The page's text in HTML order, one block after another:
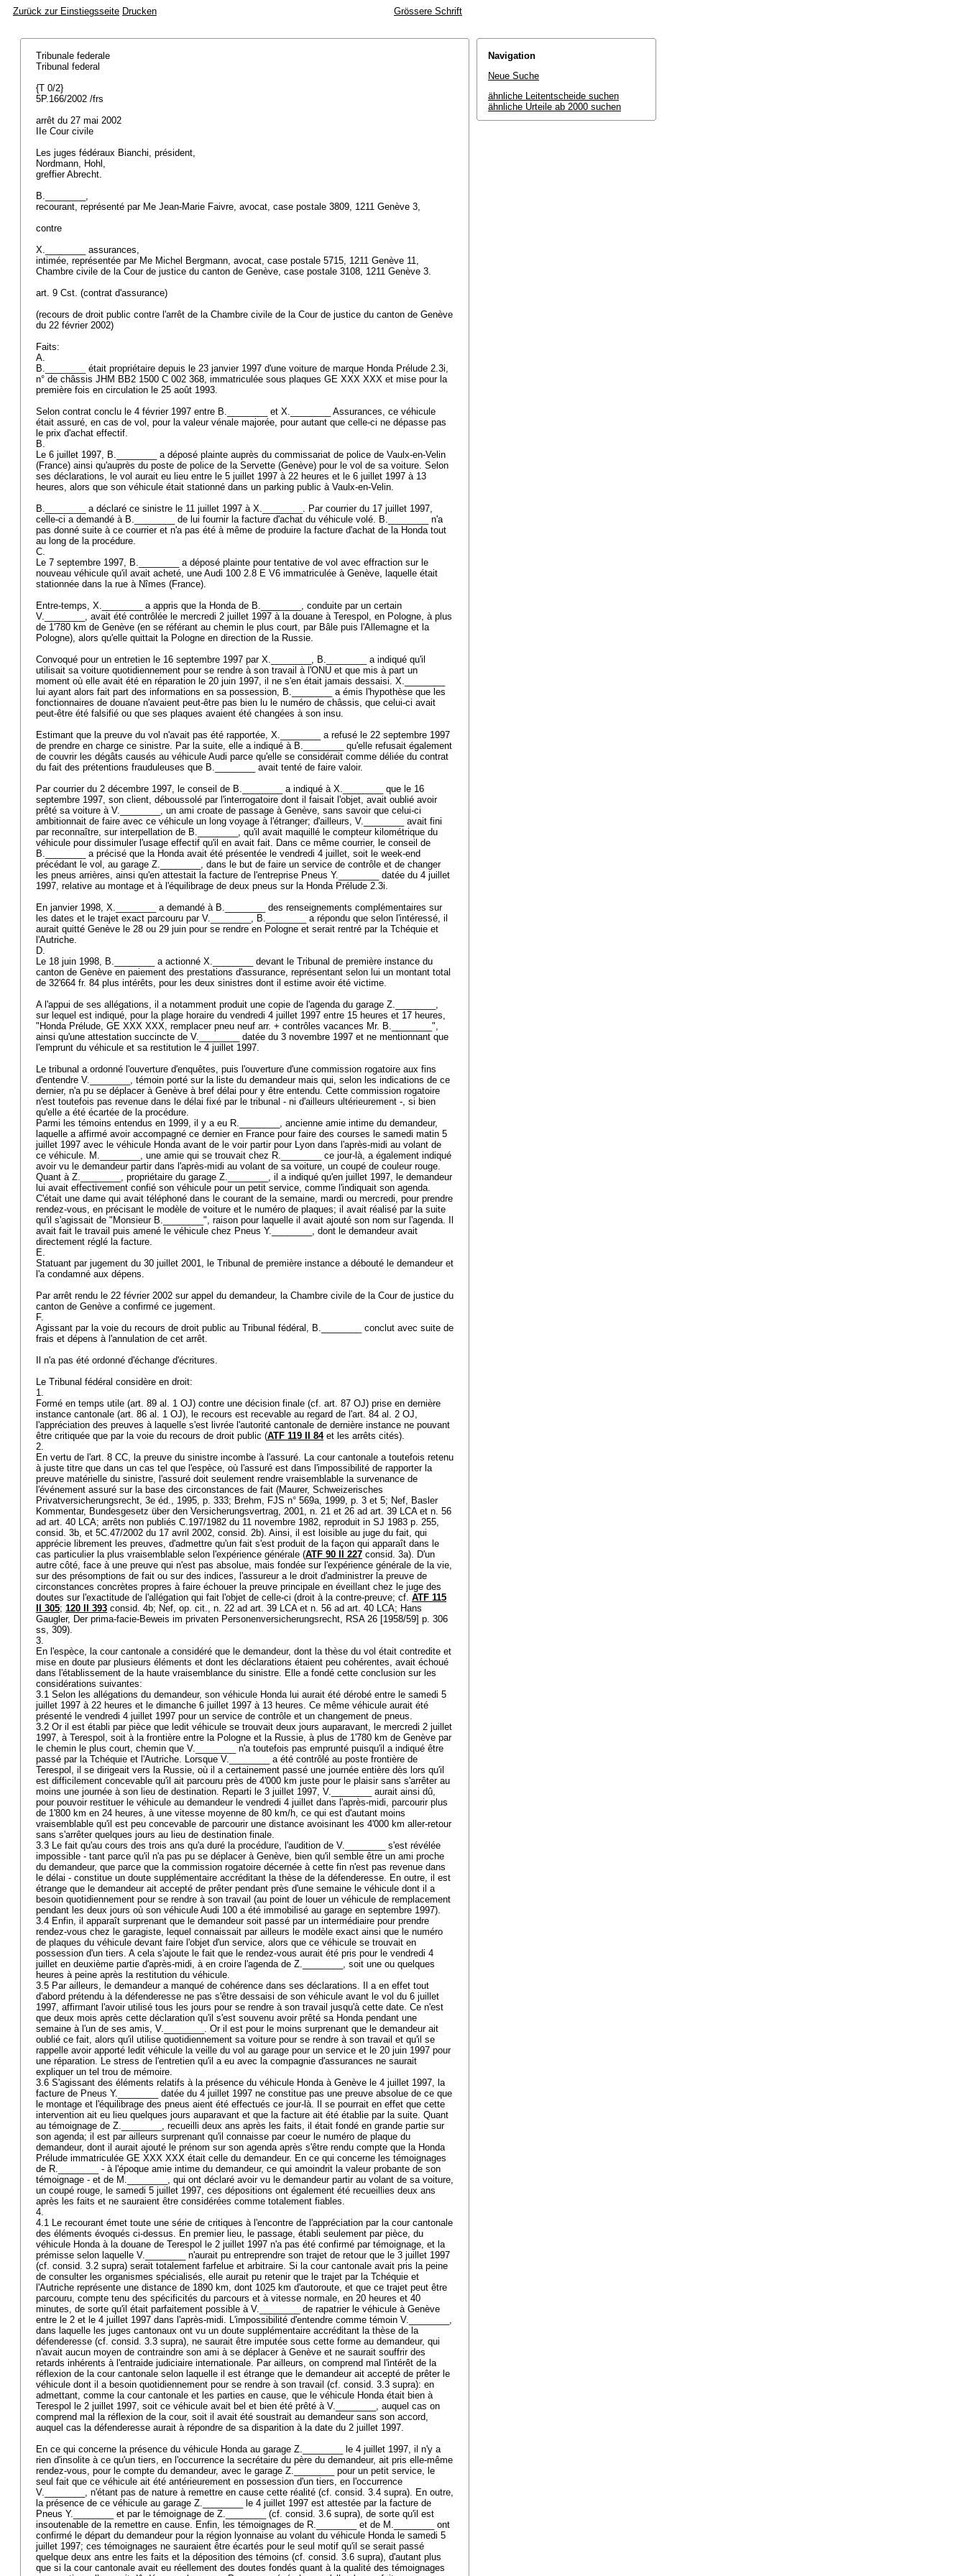
Zurück zur Einstiegsseite Drucken Grössere Schrift
Tribunale federale
Tribunal federal
{T 0/2}
5P.166/2002 /frs
arrêt du 27 mai 2002
IIe Cour civile
Les juges fédéraux Bianchi, président,
Nordmann, Hohl,
greffier Abrecht.
B.________,
recourant, représenté par Me Jean-Marie Faivre, avocat, case postale 3809, 1211 Genève 3,
contre
X.________ assurances,
intimée, représentée par Me Michel Bergmann, avocat, case postale 5715, 1211 Genève 11,
Chambre civile de la Cour de justice du canton de Genève, case postale 3108, 1211 Genève 3.
art. 9 Cst. (contrat d'assurance)
(recours de droit public contre l'arrêt de la Chambre civile de la Cour de justice du canton de Genève
du 22 février 2002)
Faits:
A.
B.________ était propriétaire depuis le 23 janvier 1997 d'une voiture de marque Honda Prélude 2.3i,
n° de châssis JHM BB2 1500 C 002 368, immatriculée sous plaques GE XXX XXX et mise pour la
première fois en circulation le 25 août 1993.
Selon contrat conclu le 4 février 1997 entre B.________ et X.________ Assurances, ce véhicule
était assuré, en cas de vol, pour la valeur vénale majorée, pour autant que celle-ci ne dépasse pas
le prix d'achat effectif.
B.
Le 6 juillet 1997, B.________ a déposé plainte auprès du commissariat de police de Vaulx-en-Velin
(France) ainsi qu'auprès du poste de police de la Servette (Genève) pour le vol de sa voiture. Selon
ses déclarations, le vol aurait eu lieu entre le 5 juillet 1997 à 22 heures et le 6 juillet 1997 à 13
heures, alors que son véhicule était stationné dans un parking public à Vaulx-en-Velin.
B.________ a déclaré ce sinistre le 11 juillet 1997 à X.________. Par courrier du 17 juillet 1997,
celle-ci a demandé à B.________ de lui fournir la facture d'achat du véhicule volé. B.________ n'a
pas donné suite à ce courrier et n'a pas été à même de produire la facture d'achat de la Honda tout
au long de la procédure.
C.
Le 7 septembre 1997, B.________ a déposé plainte pour tentative de vol avec effraction sur le
nouveau véhicule qu'il avait acheté, une Audi 100 2.8 E V6 immatriculée à Genève, laquelle était
stationnée dans la rue à Nîmes (France).
Entre-temps, X.________ a appris que la Honda de B.________, conduite par un certain
V.________, avait été contrôlée le mercredi 2 juillet 1997 à la douane à Terespol, en Pologne, à plus
de 1'780 km de Genève (en se référant au chemin le plus court, par Bâle puis l'Allemagne et la
Pologne), alors qu'elle quittait la Pologne en direction de la Russie.
Convoqué pour un entretien le 16 septembre 1997 par X.________, B.________ a indiqué qu'il
utilisait sa voiture quotidiennement pour se rendre à son travail à l'ONU et que mis à part un
moment où elle avait été en réparation le 20 juin 1997, il ne s'en était jamais dessaisi. X.________
lui ayant alors fait part des informations en sa possession, B.________ a émis l'hypothèse que les
fonctionnaires de douane n'avaient peut-être pas bien lu le numéro de châssis, que celui-ci avait
peut-être été falsifié ou que ses plaques avaient été changées à son insu.
Estimant que la preuve du vol n'avait pas été rapportée, X.________ a refusé le 22 septembre 1997
de prendre en charge ce sinistre. Par la suite, elle a indiqué à B.________ qu'elle refusait également
de couvrir les dégâts causés au véhicule Audi parce qu'elle se considérait comme déliée du contrat
du fait des prétentions frauduleuses que B.________ avait tenté de faire valoir.
Par courrier du 2 décembre 1997, le conseil de B.________ a indiqué à X.________ que le 16
septembre 1997, son client, déboussolé par l'interrogatoire dont il faisait l'objet, avait oublié avoir
prêté sa voiture à V.________, un ami croate de passage à Genève, sans savoir que celui-ci
ambitionnait de faire avec ce véhicule un long voyage à l'étranger; d'ailleurs, V.________ avait fini
par reconnaître, sur interpellation de B.________, qu'il avait maquillé le compteur kilométrique du
véhicule pour dissimuler l'usage effectif qu'il en avait fait. Dans ce même courrier, le conseil de
B.________ a précisé que la Honda avait été présentée le vendredi 4 juillet, soit le week-end
précédant le vol, au garage Z.________, dans le but de faire un service de contrôle et de changer
les pneus arrières, ainsi qu'en attestait la facture de l'entreprise Pneus Y.________ datée du 4 juillet
1997, relative au montage et à l'équilibrage de deux pneus sur la Honda Prélude 2.3i.
En janvier 1998, X.________ a demandé à B.________ des renseignements complémentaires sur
les dates et le trajet exact parcouru par V.________, B.________ a répondu que selon l'intéressé, il
aurait quitté Genève le 28 ou 29 juin pour se rendre en Pologne et serait rentré par la Tchéquie et
l'Autriche.
D.
Le 18 juin 1998, B.________ a actionné X.________ devant le Tribunal de première instance du
canton de Genève en paiement des prestations d'assurance, représentant selon lui un montant total
de 32'664 fr. 84 plus intérêts, pour les deux sinistres dont il estime avoir été victime.
A l'appui de ses allégations, il a notamment produit une copie de l'agenda du garage Z.________,
sur lequel est indiqué, pour la plage horaire du vendredi 4 juillet 1997 entre 15 heures et 17 heures,
"Honda Prélude, GE XXX XXX, remplacer pneu neuf arr. + contrôles vacances Mr. B.________",
ainsi qu'une attestation succincte de V.________ datée du 3 novembre 1997 et ne mentionnant que
l'emprunt du véhicule et sa restitution le 4 juillet 1997.
Le tribunal a ordonné l'ouverture d'enquêtes, puis l'ouverture d'une commission rogatoire aux fins
d'entendre V.________, témoin porté sur la liste du demandeur mais qui, selon les indications de ce
dernier, n'a pu se déplacer à Genève à bref délai pour y être entendu. Cette commission rogatoire
n'est toutefois pas revenue dans le délai fixé par le tribunal - ni d'ailleurs ultérieurement -, si bien
qu'elle a été écartée de la procédure.
Parmi les témoins entendus en 1999, il y a eu R.________, ancienne amie intime du demandeur,
laquelle a affirmé avoir accompagné ce dernier en France pour faire des courses le samedi matin 5
juillet 1997 avec le véhicule Honda avant de le voir partir pour Lyon dans l'après-midi au volant de
ce véhicule. M.________, une amie qui se trouvait chez R.________ ce jour-là, a également indiqué
avoir vu le demandeur partir dans l'après-midi au volant de sa voiture, un coupé de couleur rouge.
Quant à Z.________, propriétaire du garage Z.________, il a indiqué qu'en juillet 1997, le demandeur
lui avait effectivement confié son véhicule pour un petit service, comme l'indiquait son agenda.
C'était une dame qui avait téléphoné dans le courant de la semaine, mardi ou mercredi, pour prendre
rendez-vous, en précisant le modèle de voiture et le numéro de plaques; il avait réalisé par la suite
qu'il s'agissait de "Monsieur B.________", raison pour laquelle il avait ajouté son nom sur l'agenda. Il
avait fait le travail puis amené le véhicule chez Pneus Y.________, dont le demandeur avait
directement réglé la facture.
E.
Statuant par jugement du 30 juillet 2001, le Tribunal de première instance a débouté le demandeur et
l'a condamné aux dépens.
Par arrêt rendu le 22 février 2002 sur appel du demandeur, la Chambre civile de la Cour de justice du
canton de Genève a confirmé ce jugement.
F.
Agissant par la voie du recours de droit public au Tribunal fédéral, B.________ conclut avec suite de
frais et dépens à l'annulation de cet arrêt.
Il n'a pas été ordonné d'échange d'écritures.
Le Tribunal fédéral considère en droit:
1.
Formé en temps utile (art. 89 al. 1 OJ) contre une décision finale (cf. art. 87 OJ) prise en dernière
instance cantonale (art. 86 al. 1 OJ), le recours est recevable au regard de l'art. 84 al. 2 OJ,
l'appréciation des preuves à laquelle s'est livrée l'autorité cantonale de dernière instance ne pouvant
être critiquée que par la voie du recours de droit public (ATF 119 II 84et les arrêts cités).
2.
En vertu de l'art. 8 CC, la preuve du sinistre incombe à l'assuré. La cour cantonale a toutefois retenu
à juste titre que dans un cas tel que l'espèce, où l'assuré est dans l'impossibilité de rapporter la
preuve matérielle du sinistre, l'assuré doit seulement rendre vraisemblable la survenance de
l'événement assuré sur la base des circonstances de fait (Maurer, Schweizerisches
Privatversicherungsrecht, 3e éd., 1995, p. 333; Brehm, FJS n° 569a, 1999, p. 3 et 5; Nef, Basler
Kommentar, Bundesgesetz über den Versicherungsvertrag, 2001, n. 21 et 26 ad art. 39 LCAet n. 56
ad art. 40 LCA; arrêts non publiés C.197/1982 du 11 novembre 1982, reproduit in SJ 1983 p. 255,
consid. 3b, et 5C.47/2002 du 17 avril 2002, consid. 2b). Ainsi, il est loisible au juge du fait, qui
apprécie librement les preuves, d'admettre qu'un fait s'est produit de la façon qui apparaît dans le
cas particulier la plus vraisemblable selon l'expérience générale (ATF 90 II 227 consid. 3a). D'un
autre côté, face à une preuve qui n'est pas absolue, mais fondée sur l'expérience générale de la vie,
sur des présomptions de fait ou sur des indices, l'assureur a le droit d'administrer la preuve de
circonstances concrètes propres à faire échouer la preuve principale en éveillant chez le juge des
doutes sur l'exactitude de l'allégation qui fait l'objet de celle-ci (droit à la contre-preuve; cf. ATF 115
II 305; 120 II 393 consid. 4b; Nef, op. cit., n. 22 ad art. 39 LCAet n. 56 ad art. 40 LCA; Hans
Gaugler, Der prima-facie-Beweis im privaten Personenversicherungsrecht, RSA 26 [1958/59] p. 306
ss, 309).
3.
En l'espèce, la cour cantonale a considéré que le demandeur, dont la thèse du vol était contredite et
mise en doute par plusieurs éléments et dont les déclarations étaient peu cohérentes, avait échoué
dans l'établissement de la haute vraisemblance du sinistre. Elle a fondé cette conclusion sur les
considérations suivantes:
3.1 Selon les allégations du demandeur, son véhicule Honda lui aurait été dérobé entre le samedi 5
juillet 1997 à 22 heures et le dimanche 6 juillet 1997 à 13 heures. Ce même véhicule aurait été
présenté le vendredi 4 juillet 1997 pour un service de contrôle et un changement de pneus.
3.2 Or il est établi par pièce que ledit véhicule se trouvait deux jours auparavant, le mercredi 2 juillet
1997, à Terespol, soit à la frontière entre la Pologne et la Russie, à plus de 1'780 km de Genève par
le chemin le plus court, chemin que V.________ n'a toutefois pas emprunté puisqu'il a indiqué être
passé par la Tchéquie et l'Autriche. Lorsque V.________ a été contrôlé au poste frontière de
Terespol, il se dirigeait vers la Russie, où il a certainement passé une journée entière dès lors qu'il
est difficilement concevable qu'il ait parcouru près de 4'000 km juste pour le plaisir sans s'arrêter au
moins une journée à son lieu de destination. Reparti le 3 juillet 1997, V.________ aurait ainsi dû,
pour pouvoir restituer le véhicule au demandeur le vendredi 4 juillet dans l'après-midi, parcourir plus
de 1'800 km en 24 heures, à une vitesse moyenne de 80 km/h, ce qui est d'autant moins
vraisemblable qu'il est peu concevable de parcourir une distance avoisinant les 4'000 km aller-retour
sans s'arrêter quelques jours au lieu de destination finale.
3.3 Le fait qu'au cours des trois ans qu'a duré la procédure, l'audition de V.________ s'est révélée
impossible - tant parce qu'il n'a pas pu se déplacer à Genève, bien qu'il semble être un ami proche
du demandeur, que parce que la commission rogatoire décernée à cette fin n'est pas revenue dans
le délai - constitue un doute supplémentaire accréditant la thèse de la défenderesse. En outre, il est
étrange que le demandeur ait accepté de prêter pendant près d'une semaine le véhicule dont il a
besoin quotidiennement pour se rendre à son travail (au point de louer un véhicule de remplacement
pendant les deux jours où son véhicule Audi 100 a été immobilisé au garage en septembre 1997).
3.4 Enfin, il apparaît surprenant que le demandeur soit passé par un intermédiaire pour prendre
rendez-vous chez le garagiste, lequel connaissait par ailleurs le modèle exact ainsi que le numéro
de plaques du véhicule devant faire l'objet d'un service, alors que ce véhicule se trouvait en
possession d'un tiers. A cela s'ajoute le fait que le rendez-vous aurait été pris pour le vendredi 4
juillet en deuxième partie d'après-midi, à en croire l'agenda de Z.________, soit une ou quelques
heures à peine après la restitution du véhicule.
3.5 Par ailleurs, le demandeur a manqué de cohérence dans ses déclarations. Il a en effet tout
d'abord prétendu à la défenderesse ne pas s'être dessaisi de son véhicule avant le vol du 6 juillet
1997, affirmant l'avoir utilisé tous les jours pour se rendre à son travail jusqu'à cette date. Ce n'est
que deux mois après cette déclaration qu'il s'est souvenu avoir prêté sa Honda pendant une
semaine à l'un de ses amis, V.________. Or il est pour le moins surprenant que le demandeur ait
oublié ce fait, alors qu'il utilise quotidiennement sa voiture pour se rendre à son travail et qu'il se
rappelle avoir apporté ledit véhicule la veille du vol au garage pour un service et le 20 juin 1997 pour
une réparation. Le stress de l'entretien qu'il a eu avec la compagnie d'assurances ne saurait
expliquer un tel trou de mémoire.
3.6 S'agissant des éléments relatifs à la présence du véhicule Honda à Genève le 4 juillet 1997, la
facture de Pneus Y.________ datée du 4 juillet 1997 ne constitue pas une preuve absolue de ce que
le montage et l'équilibrage des pneus aient été effectués ce jour-là. Il se pourrait en effet que cette
intervention ait eu lieu quelques jours auparavant et que la facture ait été établie par la suite. Quant
au témoignage de Z.________, recueilli deux ans après les faits, il était fondé en grande partie sur
son agenda; il est par ailleurs surprenant qu'il connaisse par coeur le numéro de plaque du
demandeur, dont il aurait ajouté le prénom sur son agenda après s'être rendu compte que la Honda
Prélude immatriculée GE XXX XXX était celle du demandeur. En ce qui concerne les témoignages
de R.________ - à l'époque amie intime du demandeur, ce qui amoindrit la valeur probante de son
témoignage - et de M.________, qui ont déclaré avoir vu le demandeur partir au volant de sa voiture,
un coupé rouge, le samedi 5 juillet 1997, ces dépositions ont également été recueillies deux ans
après les faits et ne sauraient être considérées comme totalement fiables.
4.
4.1 Le recourant émet toute une série de critiques à l'encontre de l'appréciation par la cour cantonale
des éléments évoqués ci-dessus. En premier lieu, le passage, établi seulement par pièce, du
véhicule Honda à la douane de Terespol le 2 juillet 1997 n'a pas été confirmé par témoignage, et la
prémisse selon laquelle V.________ n'aurait pu entreprendre son trajet de retour que le 3 juillet 1997
(cf. consid. 3.2 supra) serait totalement farfelue et arbitraire. Si la cour cantonale avait pris la peine
de consulter les organismes spécialisés, elle aurait pu retenir que le trajet par la Tchéquie et
l'Autriche représente une distance de 1890 km, dont 1025 km d'autoroute, et que ce trajet peut être
parcouru, compte tenu des spécificités du parcours et à vitesse normale, en 20 heures et 40
minutes, de sorte qu'il était parfaitement possible à V.________ de rapatrier le véhicule à Genève
entre le 2 et le 4 juillet 1997 dans l'après-midi. L'impossibilité d'entendre comme témoin V.________,
dans laquelle les juges cantonaux ont vu un doute supplémentaire accréditant la thèse de la
défenderesse (cf. consid. 3.3 supra), ne saurait être imputée sous cette forme au demandeur, qui
n'avait aucun moyen de contraindre son ami à se déplacer à Genève et ne saurait souffrir des
retards inhérents à l'entraide judiciaire internationale. Par ailleurs, on comprend mal l'intérêt de la
réflexion de la cour cantonale selon laquelle il est étrange que le demandeur ait accepté de prêter le
véhicule dont il a besoin quotidiennement pour se rendre à son travail (cf. consid. 3.3 supra): en
admettant, comme la cour cantonale et les parties en cause, que le véhicule Honda était bien à
Terespol le 2 juillet 1997, soit ce véhicule avait bel et bien été prêté à V.________, auquel cas on
comprend mal la réflexion de la cour, soit il avait été soustrait au demandeur sans son accord,
auquel cas la défenderesse aurait à répondre de sa disparition à la date du 2 juillet 1997.
En ce qui concerne la présence du véhicule Honda au garage Z.________ le 4 juillet 1997, il n'y a
rien d'insolite à ce qu'un tiers, en l'occurrence la secrétaire du père du demandeur, ait pris elle-même
rendez-vous, pour le compte du demandeur, avec le garage Z.________ pour un petit service, le
seul fait que ce véhicule ait été antérieurement en possession d'un tiers, en l'occurrence
V.________, n'étant pas de nature à remettre en cause cette réalité (cf. consid. 3.4 supra). En outre,
la présence de ce véhicule au garage Z.________ le 4 juillet 1997 est attestée par la facture de
Pneus Y.________ et par le témoignage de Z.________ (cf. consid. 3.6 supra), de sorte qu'il est
insoutenable de la remettre en cause. Enfin, les témoignages de R.________ et de M.________ ont
confirmé le départ du demandeur pour la région lyonnaise au volant du véhicule Honda le samedi 5
juillet 1997; ces témoignages ne sauraient être écartés pour le seul motif qu'il se serait passé
quelque deux ans entre les faits et la déposition des témoins (cf. consid. 3.6 supra), d'autant plus
que si la cour cantonale avait eu réellement des doutes fondés quant à la qualité des témoignages
Navigation
Neue Suche
ähnliche Leitentscheide suchen
ähnliche Urteile ab 2000 suchen